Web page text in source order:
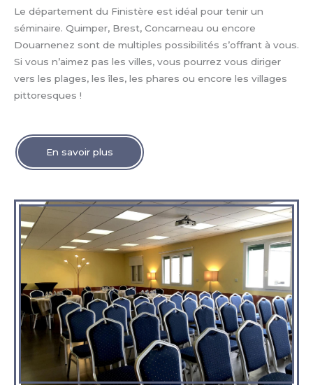
Le département du Finistère est idéal pour tenir un
séminaire. Quimper, Brest, Concarneau ou encore
Douarnenez sont de multiples possibilités s’offrant à vous.
Si vous n’aimez pas les villes, vous pourrez vous diriger
vers les plages, les îles, les phares ou encore les villages
pittoresques !
En savoir plus